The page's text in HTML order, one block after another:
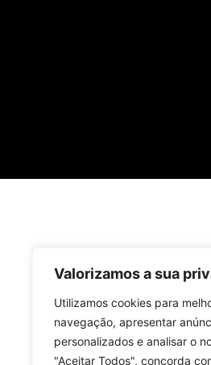
Valorizamos a sua
Utilizamos cookies para
navegação, apresentar
personalizados e analisar o
"Aceitar Todos", concorda